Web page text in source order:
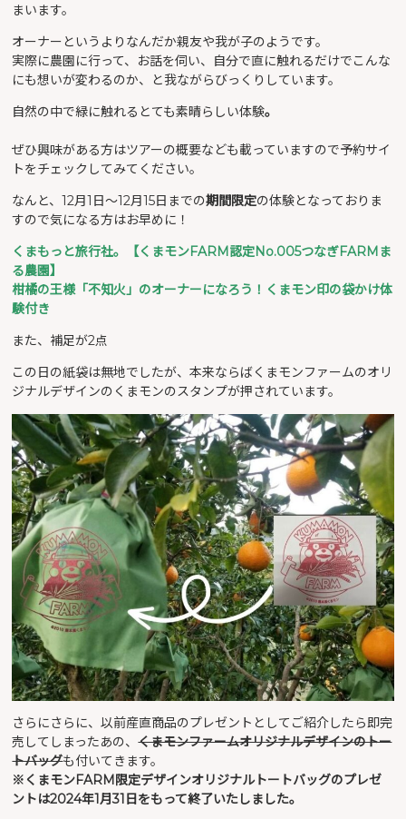
まいます。
オーナーというよりなんだか親友や我が子のようです。
実際に農園に行って、お話を伺い、自分で直に触れるだけでこんな
にも想いが変わるのか、と我ながらびっくりしています。
自然の中で緑に触れるとても素晴らしい体験。
ぜひ興味がある方はツアーの概要なども載っていますので予約サイ
トをチェックしてみてください。
なんと、12月1日〜12月15日までの期間限定の体験となっておりま
すので気になる方はお早めに！
くまもっと旅行社。
【くまモンFARM認定No.005つなぎFARMま
る農園】
柑橘の王様「不知火」のオーナーになろう！くまモン印の袋かけ体
験付き
また、補足が2点
この日の紙袋は無地でしたが、本来ならばくまモンファームのオリ
ジナルデザインのくまモンのスタンプが押されています。
さらにさらに、以前産直商品のプレゼントとしてご紹介したら即完
売してしまったあの、くまモンファームオリジナルデザインのトー
トバッグも付いてきます。
※くまモンFARM限定デザインオリジナルトートバッグのプレゼ
ントは2024年1月31日をもって終了いたしました。